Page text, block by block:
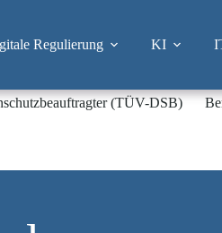
Regulierung KI
(TÜV-DSB)